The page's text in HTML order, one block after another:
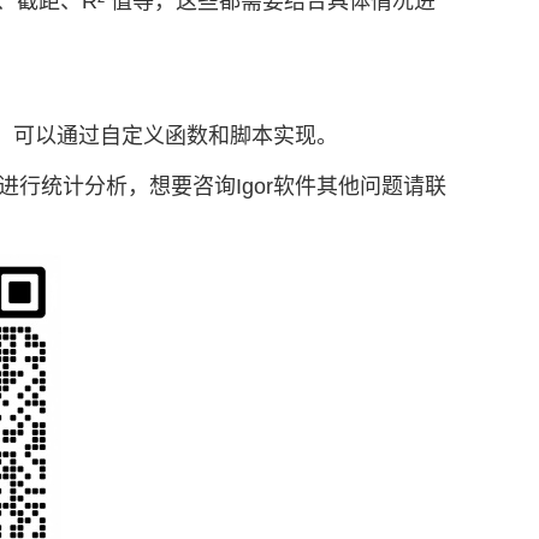
以通过自定义函数和脚本实现。
行统计分析，想要咨询Igor软件其他问题请联